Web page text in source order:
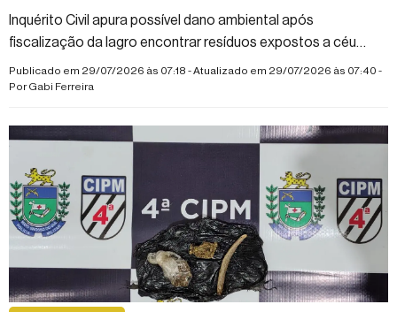
Inquérito Civil apura possível dano ambiental após
fiscalização da Iagro encontrar resíduos expostos a céu
aberto
Publicado em 29/07/2026 às 07:18 - Atualizado em 29/07/2026 às 07:40 -
PorGabi Ferreira